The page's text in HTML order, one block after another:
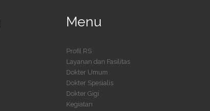
Menu
Profil RS
Layanan dan Fasilitas
Dokter Umum
Dokter Spesialis
Dokter Gigi
Kegiatan